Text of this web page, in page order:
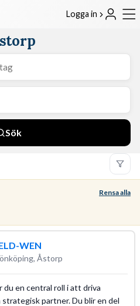
Logga in
Sök
Rensa alla
WEN
Åstorp
du en central roll i att driva
partner. Du blir en del